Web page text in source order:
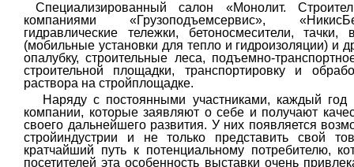
Специализированный салон «Монолит.
компаниями
«Грузоподъемсервис»,
гидравлические тележки, бетоносмесители,
(мобильные установки для тепло и гидроизоляции) и
опалубку, строительные леса, подъемно-
строительной площадки, транспортировку и
раствора на стройплощадке.
Наряду с постоянными участниками, каждый год
компании, которые заявляют о себе и получают
своего дальнейшего развития. У них появляется
стройиндустрии и не только представить свой
кратчайший путь к потенциальному потребителю,
посетителей эта особенность выставки очень